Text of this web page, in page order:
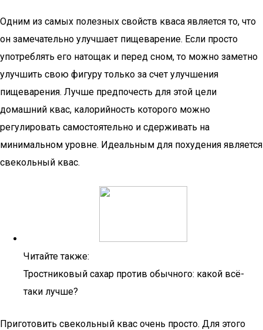
Одним из самых полезных свойств кваса является то, что
он замечательно улучшает пищеварение. Если просто
употреблять его натощак и перед сном, то можно заметно
улучшить свою фигуру только за счет улучшения
пищеварения. Лучше предпочесть для этой цели
домашний квас, калорийность которого можно
регулировать самостоятельно и сдерживать на
минимальном уровне. Идеальным для похудения является
свекольный квас.
Читайте также:
Тростниковый сахар против обычного: какой всё-
таки лучше?
Приготовить свекольный квас очень просто. Для этого